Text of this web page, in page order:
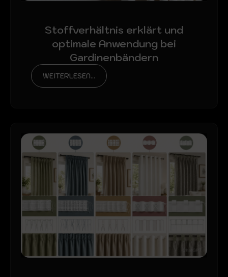
Stoffverhältnis erklärt und
optimale Anwendung bei
Gardinenbändern
WEITERLESEN...